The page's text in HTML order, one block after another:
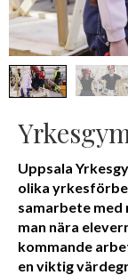
Uppsala
olika
samarbete med
man nära
kommande
en viktig